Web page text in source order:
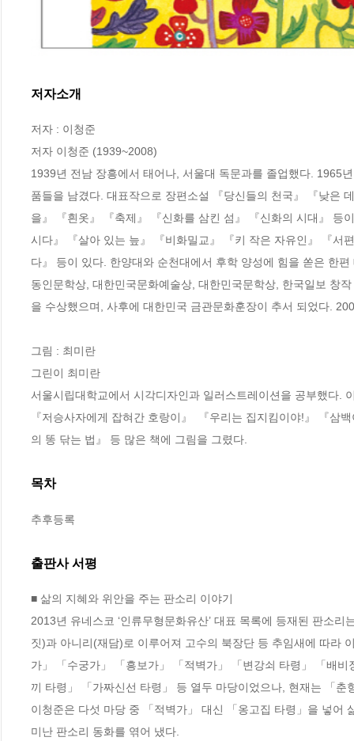
저자소개
저자 : 이청준
저자 이청준 (1939~2008)
1939년 전남 장흥에서 태어나, 서울대 독문과를 졸업했다. 1965
품들을 남겼다. 대표작으로 장편소설 『당신들의 천국』 『낮은
을』 『흰옷』 『축제』 『신화를 삼킨 섬』 『신화의 시대』 등
시다』 『살아 있는 늪』 『비화밀교』 『키 작은 자유인』 『서
다』 등이 있다. 한양대와 순천대에서 후학 양성에 힘을 쏟은 한
동인문학상, 대한민국문화예술상, 대한민국문학상, 한국일보 창
을 수상했으며, 사후에 대한민국 금관문화훈장이 추서 되었다.
그림 : 최미란
그린이 최미란
서울시립대학교에서 시각디자인과 일러스트레이션을 공부했다.
『저승사자에게 잡혀간 호랑이』  『우리는 집지킴이야!』 『삼
의 똥 닦는 법』 등 많은 책에 그림을 그렸다.
목차
추후등록
출판사 서평
■ 삶의 지혜와 위안을 주는 판소리 이야기
2013년 유네스코 ‘인류무형문화유산’ 대표 목록에 등재된 판소
짓)과 아니리(재담)로 이루어져 고수의 북장단 등 추임새에 따라
가」 「수궁가」 「흥보가」 「적벽가」 「변강쇠 타령」 「배
끼 타령」 「가짜신선 타령」 등 열두 마당이었으나, 현재는 「
이청준은 다섯 마당 중 「적벽가」 대신 「옹고집 타령」을 넣어
미난 판소리 동화를 엮어 냈다.